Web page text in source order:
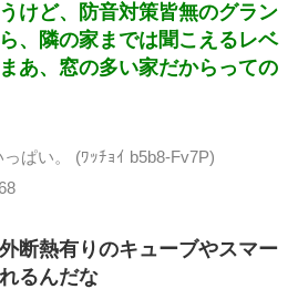
けど、防音対策皆無のグラン
、隣の家までは聞こえるレベ
あ、窓の多い家だからっての
ぱい。 (ﾜｯﾁｮｲ b5b8-Fv7P)
断熱有りのキューブやスマー
るんだな